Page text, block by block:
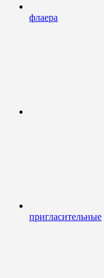
флаера
пригласительные